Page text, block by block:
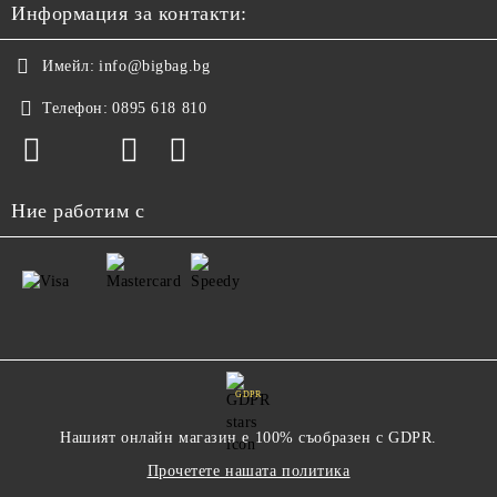
Информация за контакти:
Имейл: info@bigbag.bg
Телефон: 0895 618 810
Ние работим с
GDPR
Нашият онлайн магазин е 100% съобразен с GDPR.
Прочетете нашата политика